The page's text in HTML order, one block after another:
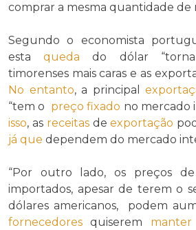
comprar a mesma quantidade de
Segundo o economista
estaqueda do dólar
timorenses mais caras e as
No entanto, a principal
“tem o preço fixado no mercado
isso, as receitasdeexportação
já que dependem do mercado
“Por outro lado, os preços
importados, apesar de terem o
dólares americanos, podem
fornecedores quiserem manter